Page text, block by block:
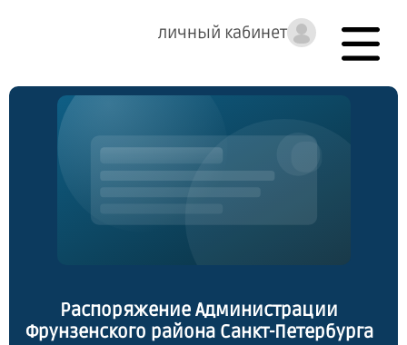
личный кабинет
Распоряжение Администрации
Фрунзенского района Санкт-Петербурга